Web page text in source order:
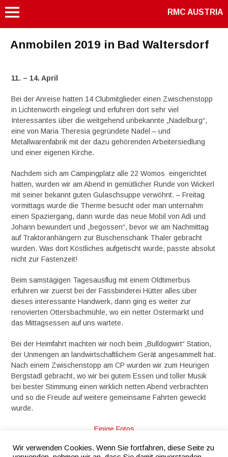
RMC AUSTRIA
Anmobilen 2019 in Bad Waltersdorf
11. – 14. April
Bei der Anreise hatten 14 Clubmitglieder einen Zwischenstopp
in Lichtenwörth eingelegt und erfuhren dort sehr viel
Interessantes über die weitgehend unbekannte „Nadelburg“,
eine von Maria Theresia gegründete Nadel – und
Metallwarenfabrik mit der dazu gehörenden Arbeitersiedlung
und einer eigenen Kirche.
Nachdem sich am Campingplatz alle 22 Womos eingerichtet
hatten, wurden wir am Abend in gemütlicher Runde von Wickerl
mit seiner bekannt guten Gulaschsuppe verwöhnt. – Freitag
vormittags wurde die Therme besucht oder man unternahm
einen Spaziergang, dann wurde das neue Mobil von Adi und
Johann bewundert und „begossen“, bevor wir am Nachmittag
auf Traktoranhängern zur Buschenschank Thaler gebracht
wurden. Was dort Köstliches aufgetischt wurde, passte absolut
nicht zur Fastenzeit!
Beim samstägigen Tagesausflug mit einem Oldtimerbus
erfuhren wir zuerst bei der Fassbinderei Hütter alles über
dieses interessante Handwerk, dann ging es weiter zur
renovierten Ottersbachmühle, wo ein netter Ostermarkt und
das Mittagsessen auf uns wartete.
Bei der Heimfahrt machten wir noch beim „Bulldogwirt“ Station,
der Unmengen an landwirtschaftlichem Gerät angesammelt hat.
Nach einem Zwischenstopp am CP wurden wir zum Heurigen
Bergstadl gebracht, wo wir bei gutem Essen und toller Musik
bei bester Stimmung einen wirklich netten Abend verbrachten
und so die Freude auf weitere gemeinsame Fahrten geweckt
wurde.
Einige Fotos
Organisation: Elisabeth und Ulli
Wir verwenden Cookies. Wenn Sie fortfahren, diese Seite zu